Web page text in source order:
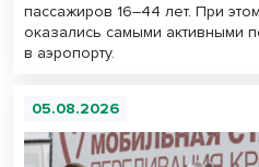
пассажиров 16–44 лет. При
оказались самыми активными
в аэропорту.
05.08.2026